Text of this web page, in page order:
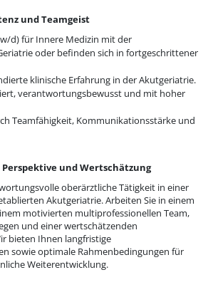
und Teamgeist
d) für Innere Medizin mit der
oder befinden sich in fortgeschrittener
klinische Erfahrung in der Akutgeriatrie.
verantwortungsbewusst und mit hoher
Teamfähigkeit, Kommunikationsstärke und
und Wertschätzung
oberärztliche Tätigkeit in einer
Akutgeriatrie. Arbeiten Sie in einem
motivierten multiprofessionellen Team,
und einer wertschätzenden
bieten Ihnen langfristige
sowie optimale Rahmenbedingungen für
Weiterentwicklung.